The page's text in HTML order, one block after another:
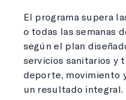
El programa supera
o todas las semanas
según el plan
servicios sanitarios y
deporte, movimiento
un resultado integral.